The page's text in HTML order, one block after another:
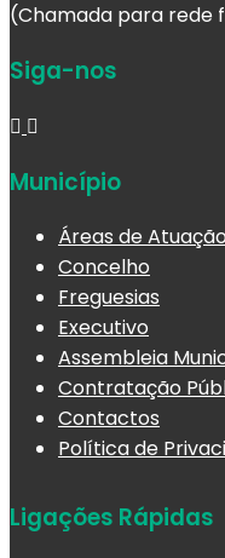
(Chamada para rede
Siga-nos
Município
Áreas de Atuação
Concelho
Freguesias
Executivo
Assembleia
Contratação
Contactos
Política de
Ligações Rápidas